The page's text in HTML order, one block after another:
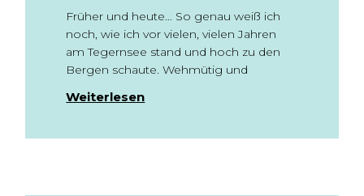
Früher und heute… So genau weiß ich
noch, wie ich vor vielen, vielen Jahren
am Tegernsee stand und hoch zu den
Bergen schaute. Wehmütig und
Weiterlesen